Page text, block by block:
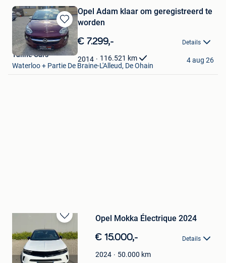
Bewaren
in
Mijn
Favorieten
Opel Adam klaar om geregistreerd te
worden
€ 7.299,- Details
2014 116.521 km
Taline Cars
Waterloo + Partie De Braine-L'Alleud, De Ohain
4 aug 26
Bewaren
in
Mijn
Favorieten
Opel Mokka Électrique 2024
€ 15.000,- Details
2024 50.000 km